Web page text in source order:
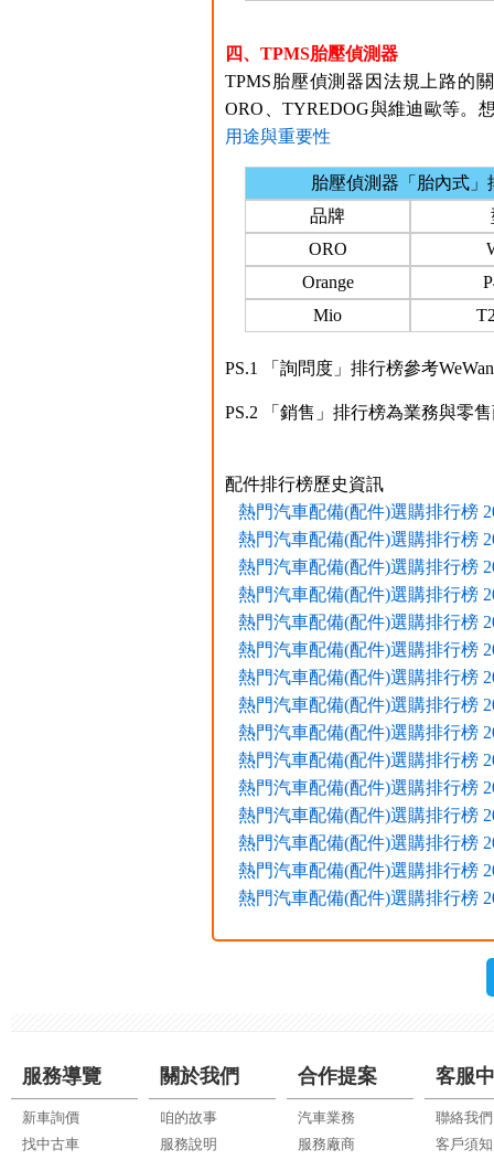
四、TPMS胎壓偵測器
TPMS胎壓偵測器因法規上路的
ORO、TYREDOG與維迪歐等。
用途與重要性
胎壓偵測器「胎內式」
品牌
ORO
Orange
Mio
PS.1 「詢問度」排行榜參考
PS.2 「銷售」排行榜為業務與零
配件排行榜歷史資訊
熱門汽車配備(配件)選購排行榜
熱門汽車配備(配件)選購排行榜
熱門汽車配備(配件)選購排行榜
熱門汽車配備(配件)選購排行榜
熱門汽車配備(配件)選購排行榜
熱門汽車配備(配件)選購排行榜
熱門汽車配備(配件)選購排行榜
熱門汽車配備(配件)選購排行榜
熱門汽車配備(配件)選購排行榜
熱門汽車配備(配件)選購排行榜
熱門汽車配備(配件)選購排行榜
熱門汽車配備(配件)選購排行榜
熱門汽車配備(配件)選購排行榜
熱門汽車配備(配件)選購排行榜
熱門汽車配備(配件)選購排行榜
服務導覽
新車詢價
找中古車
關於我們
咱的故事
服務說明
合作提案
汽車業務
服務廠商
客服
聯絡我們
客戶須知